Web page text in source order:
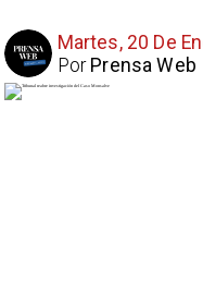
Martes, 20 De
Prensa Web
Por